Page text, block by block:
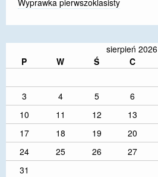
Wyprawka pierwszoklasisty
sierpień 2026
P
W Ś C
3
4 5 6
10
11 12 13
17
18 19 20
24
25 26 27
31